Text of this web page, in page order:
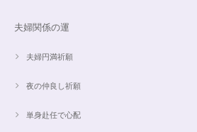
夫婦関係の運
夫婦円満祈願
夜の仲良し祈願
単身赴任で心配